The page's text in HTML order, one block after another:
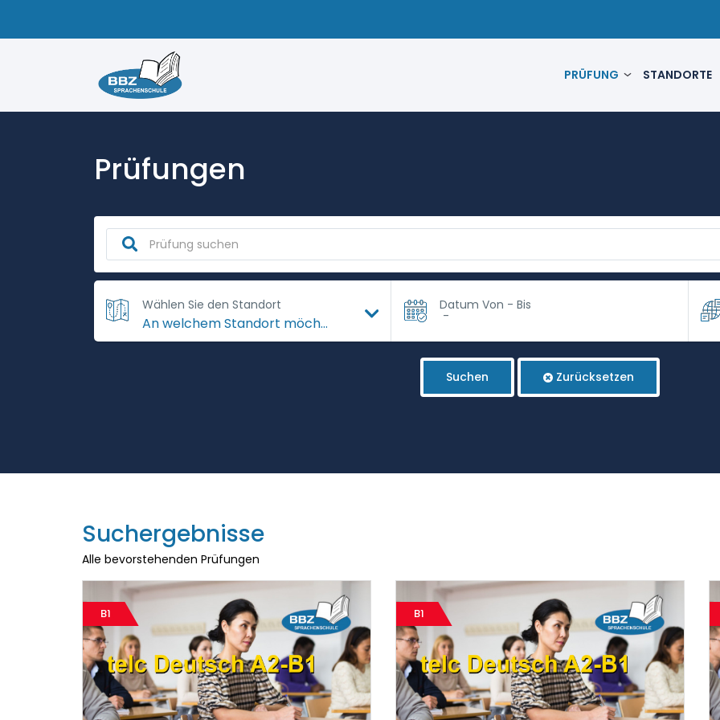
PRÜFUNG STANDORTE
Prüfungen
Wählen Sie den Standort Datum Von - Bis
-
Suchen Zurücksetzen
Suchergebnisse
Alle bevorstehenden Prüfungen
B1 B1